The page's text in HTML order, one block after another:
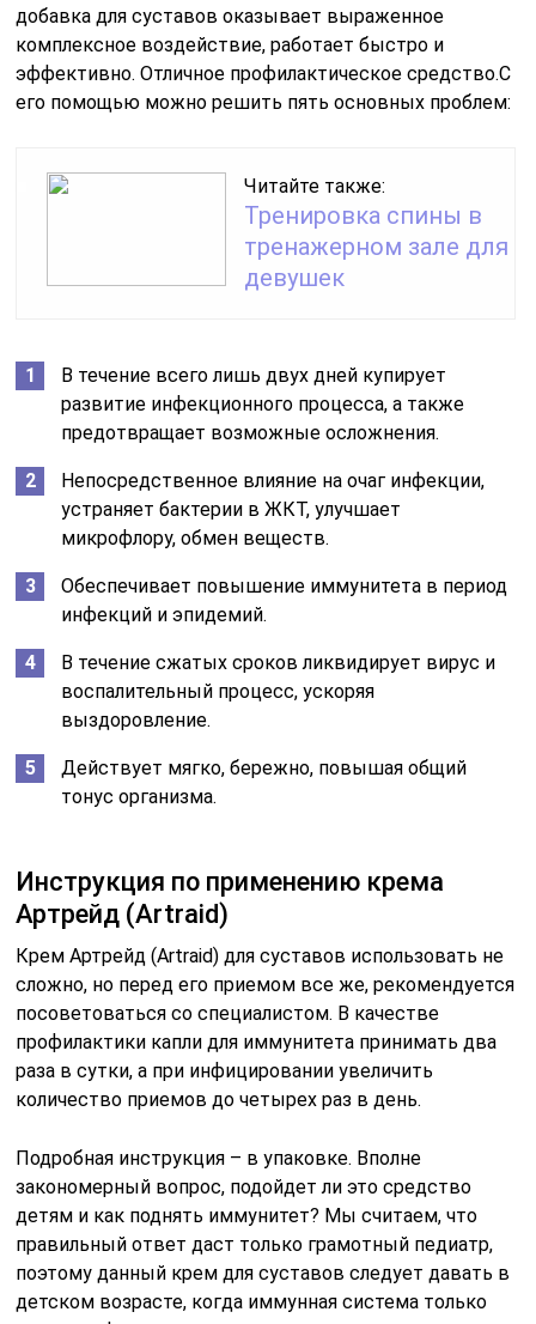
добавка для суставов оказывает выраженное
комплексное воздействие, работает быстро и
эффективно. Отличное профилактическое средство.С
его помощью можно решить пять основных проблем:
Читайте также:
Тренировка спины в
тренажерном зале для
девушек
В течение всего лишь двух дней купирует
развитие инфекционного процесса, а также
предотвращает возможные осложнения.
Непосредственное влияние на очаг инфекции,
устраняет бактерии в ЖКТ, улучшает
микрофлору, обмен веществ.
Обеспечивает повышение иммунитета в период
инфекций и эпидемий.
В течение сжатых сроков ликвидирует вирус и
воспалительный процесс, ускоряя
выздоровление.
Действует мягко, бережно, повышая общий
тонус организма.
Инструкция по применению крема
Артрейд (Artraid)
Крем Артрейд (Artraid) для суставов использовать не
сложно, но перед его приемом все же, рекомендуется
посоветоваться со специалистом. В качестве
профилактики капли для иммунитета принимать два
раза в сутки, а при инфицировании увеличить
количество приемов до четырех раз в день.
Подробная инструкция – в упаковке. Вполне
закономерный вопрос, подойдет ли это средство
детям и как поднять иммунитет? Мы считаем, что
правильный ответ даст только грамотный педиатр,
поэтому данный крем для суставов следует давать в
детском возрасте, когда иммунная система только